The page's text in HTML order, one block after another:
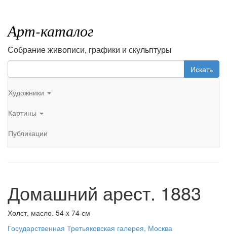
Арт-каталог
Собрание живописи, графики и скульптуры
Искать
Художники
Картины
Публикации
Домашний арест. 1883
Холст, масло. 54 x 74 см
Государственная Третьяковская галерея, Москва